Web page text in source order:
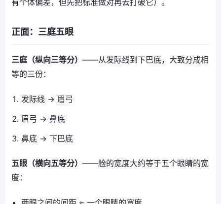
有个体偏差，但先把标准做对再去打破它）。
正面：三庭五眼
三庭（纵向三等分） ——从发际线到下巴底，大致分成相
等的三份：
发际线 → 眉弓
眉弓 → 鼻底
鼻底 → 下巴底
五眼（横向五等分） ——脸的宽度大约等于五个眼睛的宽
度：